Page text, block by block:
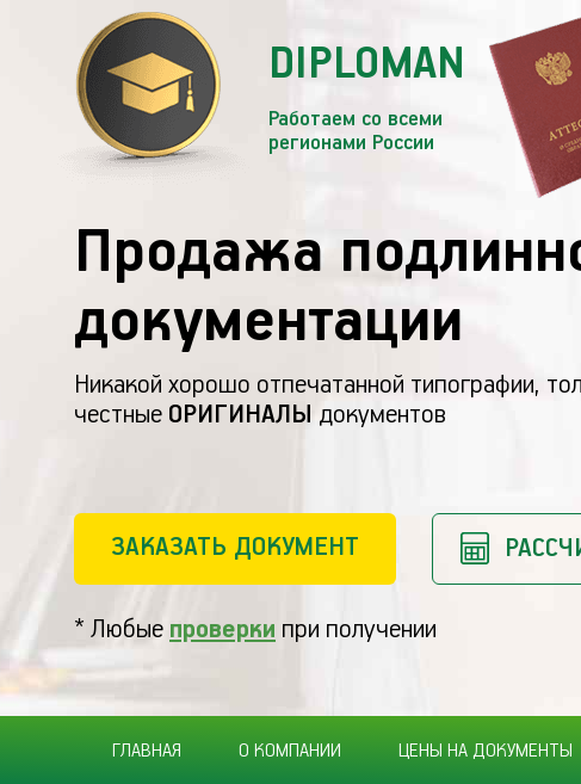
DIPLOMAN
Работаем со всеми
регионами России
Продажа
документации
Никакой хорошо отпечатанной типографии,
честные ОРИГИНАЛЫ документов
ЗАКАЗАТЬ ДОКУМЕНТ
* Любые проверки при получении
ГЛАВНАЯ О КОМПАНИИ ЦЕНЫ НА ДОКУМЕНТЫ